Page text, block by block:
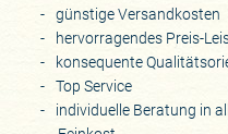
günstige Versandkosten
hervorragendes Preis-
konsequente
Top Service
individuelle Beratung in